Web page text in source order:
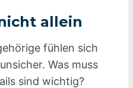
allein
fühlen sich
Was muss
sind wichtig?